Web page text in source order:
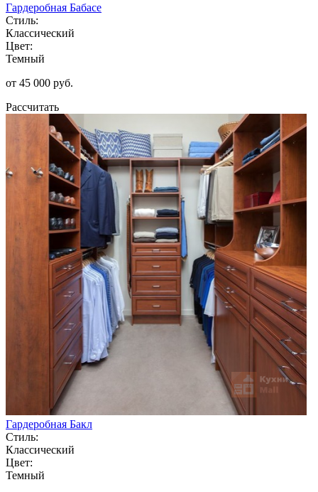
Гардеробная Бабасе
Стиль:
Классический
Цвет:
Темный
от 45 000 руб.
Рассчитать
Гардеробная Бакл
Стиль:
Классический
Цвет:
Темный